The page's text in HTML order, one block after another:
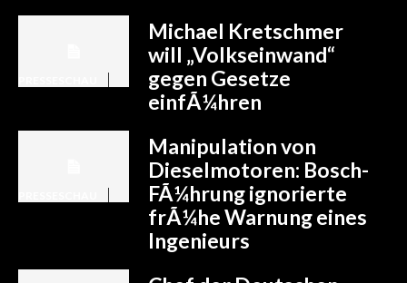
Michael Kretschmer
will „Volkseinwand“
gegen Gesetze
einfÃ¼hren
Manipulation von
Dieselmotoren: Bosch-
FÃ¼hrung ignorierte
frÃ¼he Warnung eines
Ingenieurs